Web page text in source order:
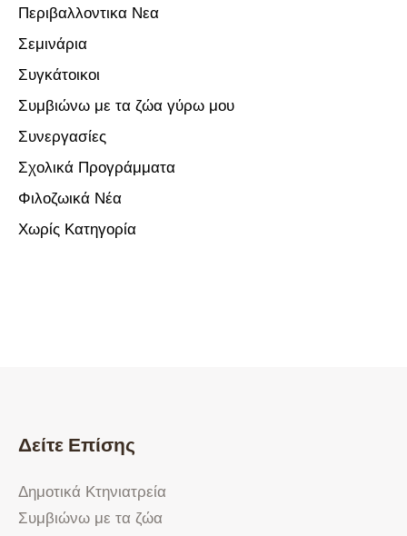
Περιβαλλοντικα Νεα
Σεμινάρια
Συγκάτοικοι
Συμβιώνω με τα ζώα γύρω μου
Συνεργασίες
Σχολικά Προγράμματα
Φιλοζωικά Νέα
Χωρίς Κατηγορία
Δείτε Επίσης
Δημοτικά Κτηνιατρεία
Συμβιώνω με τα ζώα